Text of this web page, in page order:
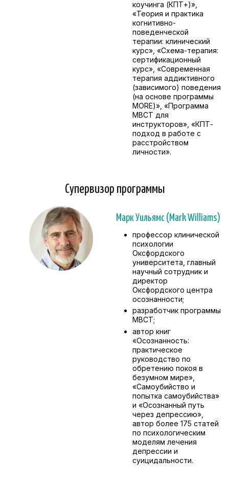
коучинга (КПТ+)»,
«Теория и практика
когнитивно-
поведенческой
терапии: клинический
курс», «Схема-терапия:
сертификационный
курс», «Современная
терапия аддиктивного
(зависимого) поведения
(на основе программы
MORE)», «Программа
MBCT для
инструкторов», «КПТ-
подход в работе с
расстройством
личности».
Супервизор программы
Марк Уильямс (Mark Williams)
профессор клинической
психологии
Оксфордского
университета, главный
научный сотрудник и
директор
Оксфордского центра
осознанности;
разработчик программы
MBCT;
автор книг
«Осознанность:
практическое
руководство по
обретению покоя в
безумном мире»,
«Самоубийство и
попытка самоубийства»
и «Осознанный путь
через депрессию»,
автор более 175 статей
по психологическим
моделям лечения
депрессии и
суицидальности.